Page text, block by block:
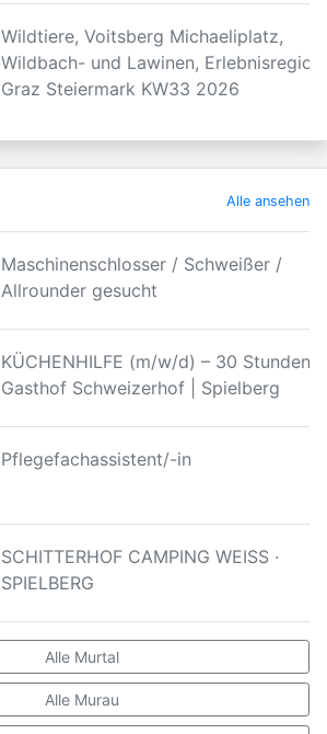
Wildtiere, Voitsberg Michaeliplatz,
Wildbach- und Lawinen, Erlebnisregion
Graz Steiermark KW33 2026
Alle ansehen
Maschinenschlosser / Schweißer /
Allrounder gesucht
KÜCHENHILFE (m/w/d) – 30 Stunden |
Gasthof Schweizerhof | Spielberg
Pflegefachassistent/-in
SCHITTERHOF CAMPING WEISS ·
SPIELBERG
Alle Murtal
Alle Murau